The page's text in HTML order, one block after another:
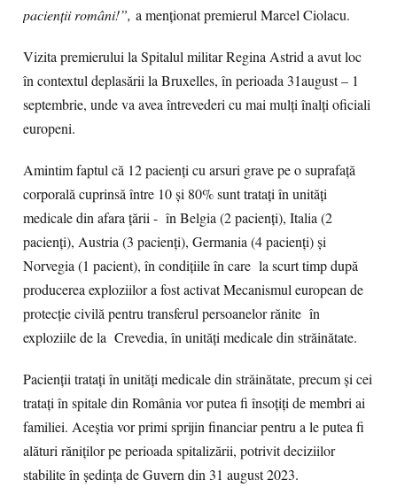
pacienții români!”, a menționat premierul Marcel Ciolacu.
Vizita premierului la Spitalul militar Regina Astrid a avut loc
în contextul deplasării la Bruxelles, în perioada 31august – 1
septembrie, unde va avea întrevederi cu mai mulți înalți oficiali
europeni.
Amintim faptul că 12 pacienți cu arsuri grave pe o suprafață
corporală cuprinsă între 10 și 80% sunt tratați în unități
medicale din afara țării - în Belgia (2 pacienți), Italia (2
pacienți), Austria (3 pacienți), Germania (4 pacienți) şi
Norvegia (1 pacient), în condițiile în care la scurt timp după
producerea exploziilor a fost activat Mecanismul european de
protecție civilă pentru transferul persoanelor rănite în
exploziile de la Crevedia, în unități medicale din străinătate.
Pacienții tratați în unități medicale din străinătate, precum și cei
tratați în spitale din România vor putea fi însoțiți de membri ai
familiei. Aceștia vor primi sprijin financiar pentru a le putea fi
alături răniților pe perioada spitalizării, potrivit deciziilor
stabilite în ședința de Guvern din 31 august 2023.